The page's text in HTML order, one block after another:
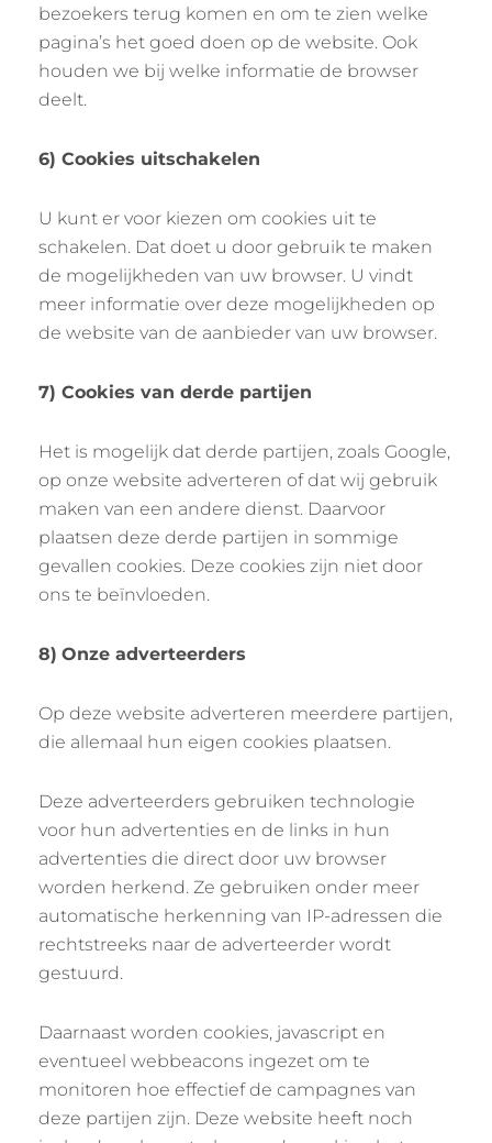
bezoekers terug komen en om te zien welke
pagina’s het goed doen op de website. Ook
houden we bij welke informatie de browser
deelt.
6) Cookies uitschakelen
U kunt er voor kiezen om cookies uit te
schakelen. Dat doet u door gebruik te maken
de mogelijkheden van uw browser. U vindt
meer informatie over deze mogelijkheden op
de website van de aanbieder van uw browser.
7) Cookies van derde partijen
Het is mogelijk dat derde partijen, zoals Google,
op onze website adverteren of dat wij gebruik
maken van een andere dienst. Daarvoor
plaatsen deze derde partijen in sommige
gevallen cookies. Deze cookies zijn niet door
ons te beïnvloeden.
8) Onze adverteerders
Op deze website adverteren meerdere partijen,
die allemaal hun eigen cookies plaatsen.
Deze adverteerders gebruiken technologie
voor hun advertenties en de links in hun
advertenties die direct door uw browser
worden herkend. Ze gebruiken onder meer
automatische herkenning van IP-adressen die
rechtstreeks naar de adverteerder wordt
gestuurd.
Daarnaast worden cookies, javascript en
eventueel webbeacons ingezet om te
monitoren hoe effectief de campagnes van
deze partijen zijn. Deze website heeft noch